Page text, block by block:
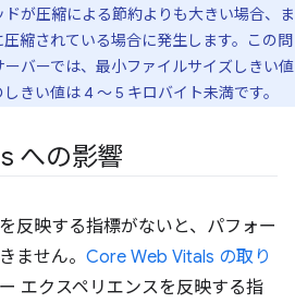
が圧縮による節約よりも大きい場合、ま
縮されている場合に発生します。この問
バーでは、最小ファイルサイズしきい値
きい値は 4 ～ 5 キロバイト未満です。
への影響
反映する指標がないと、パフォー
ません。 Core Web Vitals の取り
エクスペリエンスを反映する指